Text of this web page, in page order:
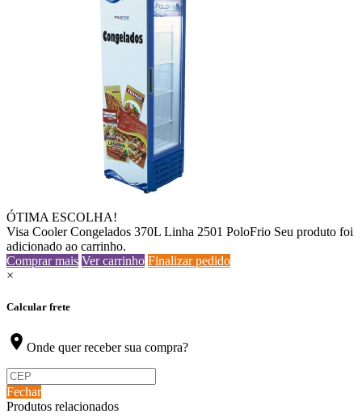
ÓTIMA ESCOLHA!
Visa Cooler Congelados 370L Linha 2501 PoloFrio Seu produto foi
adicionado ao carrinho.
Comprar mais Ver carrinho Finalizar pedido
×
Calcular frete
location_on Onde quer receber sua compra?
Fechar
Produtos relacionados